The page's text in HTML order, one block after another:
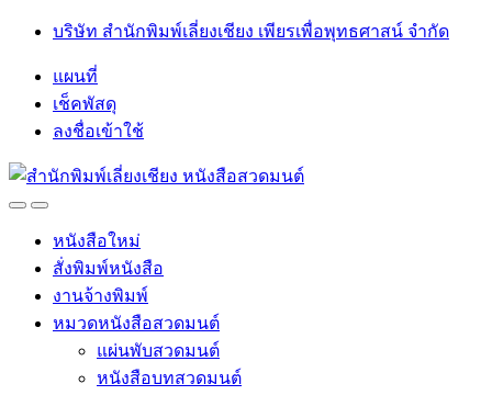
Skip
navigation
Skip
บริษัท สำนักพิมพ์เลี่ยงเชียง เพียรเพื่อพุทธศาสน์ จำกัด
แผนที่
เช็คพัสดุ
ลงชื่อเข้าใช้
OpenClose
หนังสือใหม่
สั่งพิมพ์หนังสือ
งานจ้างพิมพ์
หมวดหนังสือสวดมนต์
แผ่นพับสวดมนต์
หนังสือบทสวดมนต์